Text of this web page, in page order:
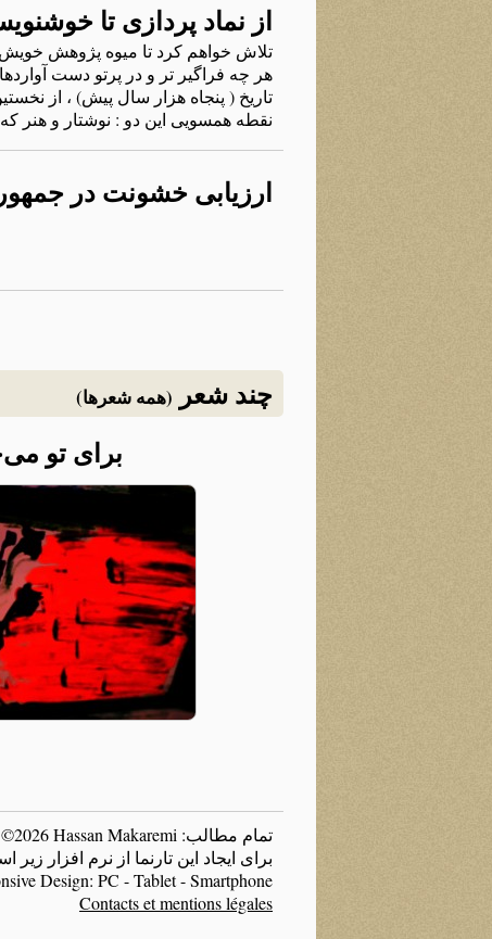
از نماد پردازی تا
تلاش خواهم کرد تا میوه پژوهش خویش
هر چه فراگیر تر و در پرتو دست
تاریخ ( پنجاه هزار سال پیش) ، از
نقطه همسویی این دو : نوشتار و هنر
ارزیابی خشونت در
چند شعر (همه شعرها)
برای تو
تمام مطالب: Copyright ©2026 Hassan Makaremi
برای ایجاد این تارنما از نرم افزار
Design: PC - Tablet - Smartphone
Contacts et mentions légales